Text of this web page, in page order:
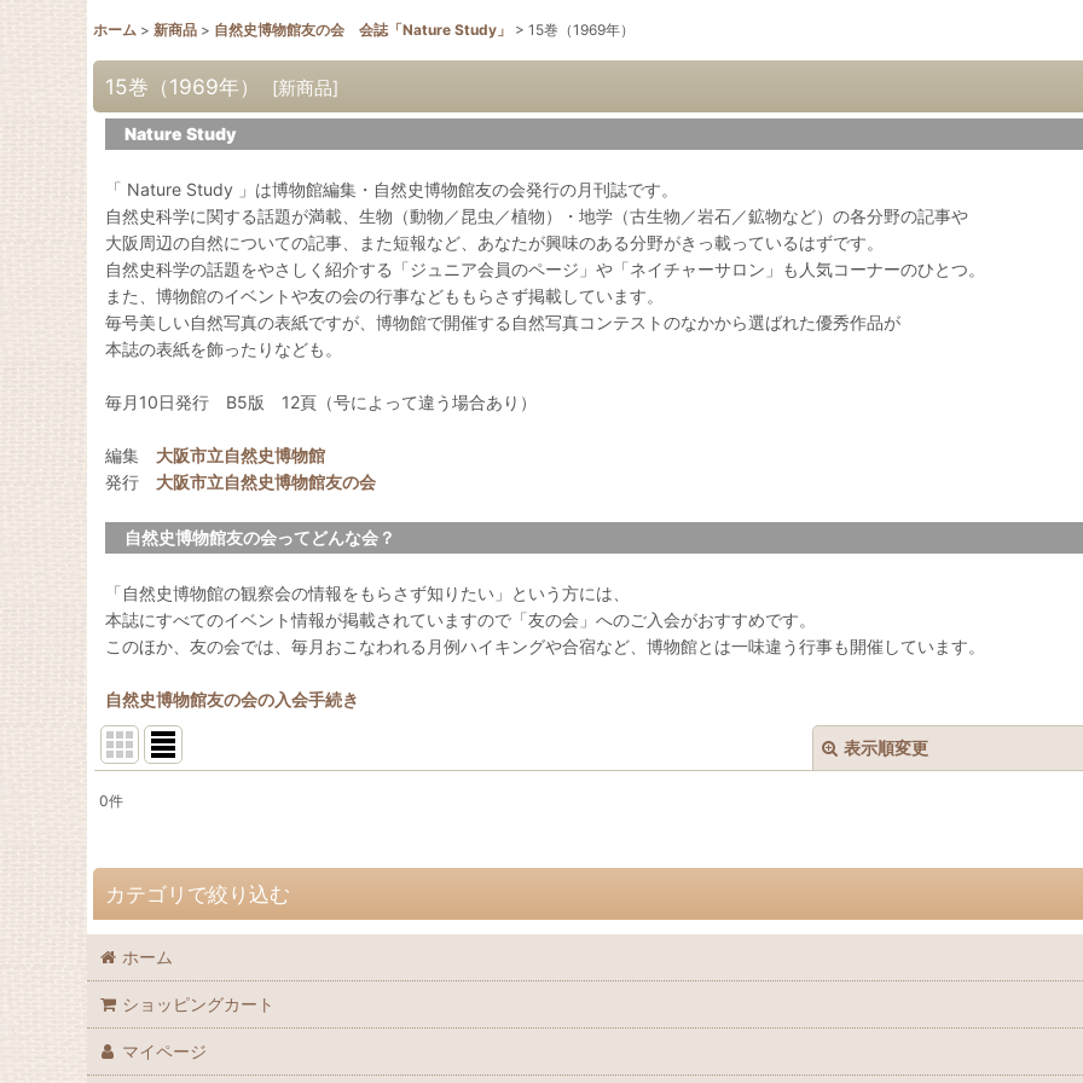
ホーム > 新商品 > 自然史博物館友の会 会誌「Nature Study」 > 15巻（1969年）
15巻（1969年） [新商品]
Nature Study
「 Nature Study 」は博物館編集・自然史博物館友の会発行の月刊誌です。
自然史科学に関する話題が満載、生物（動物／昆虫／植物）・地学（古生物／岩石／鉱物など）の各分野の記事や
大阪周辺の自然についての記事、また短報など、あなたが興味のある分野がきっ載っているはずです。
自然史科学の話題をやさしく紹介する「ジュニア会員のページ」や「ネイチャーサロン」も人気コーナーのひとつ。
また、博物館のイベントや友の会の行事などももらさず掲載しています。
毎号美しい自然写真の表紙ですが、博物館で開催する自然写真コンテストのなかから選ばれた優秀作品が
本誌の表紙を飾ったりなども。
毎月10日発行 B5版 12頁（号によって違う場合あり）
編集 大阪市立自然史博物館
発行 大阪市立自然史博物館友の会
自然史博物館友の会ってどんな会？
「自然史博物館の観察会の情報をもらさず知りたい」という方には、
本誌にすべてのイベント情報が掲載されていますので「友の会」へのご入会がおすすめです。
このほか、友の会では、毎月おこなわれる月例ハイキングや合宿など、博物館とは一味違う行事も開催しています。
自然史博物館友の会の入会手続き
表示順変更
並び順 :
0件
カテゴリで絞り込む
自然史博物館友の会 会誌「Nature Study」 (全商品)
72巻（2026年）
71巻（2025年）
ホーム
ショッピングカート
マイページ